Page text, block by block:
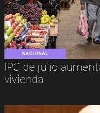
NACIONAL
IPC de julio
vivienda